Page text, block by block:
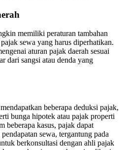
memiliki peraturan tambahan
sewa yang harus diperhatikan.
aturan pajak daerah sesuai
dari sangsi atau denda yang
beberapa deduksi pajak,
bunga hipotek atau pajak properti
beberapa kasus, pajak dapat
sewa, tergantung pada
berkonsultasi dengan ahli pajak